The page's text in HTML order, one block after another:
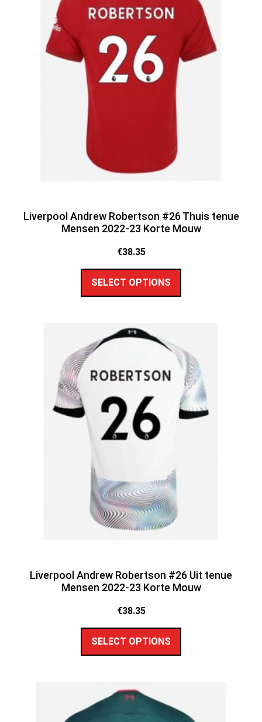
Liverpool Andrew Robertson #26 Thuis tenue
Mensen 2022-23 Korte Mouw
€38.35
SELECT OPTIONS
Liverpool Andrew Robertson #26 Uit tenue
Mensen 2022-23 Korte Mouw
€38.35
SELECT OPTIONS